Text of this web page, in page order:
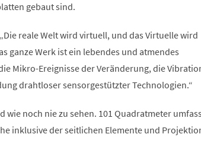
gebaut sind.
reale Welt wird virtuell, und das Virtuelle wird
ganze Werk ist ein lebendes und atmendes
Mikro-Ereignisse der Veränderung, die
drahtloser sensorgestützter Technologien.“
wie noch nie zu sehen. 101 Quadratmeter
inklusive der seitlichen Elemente und